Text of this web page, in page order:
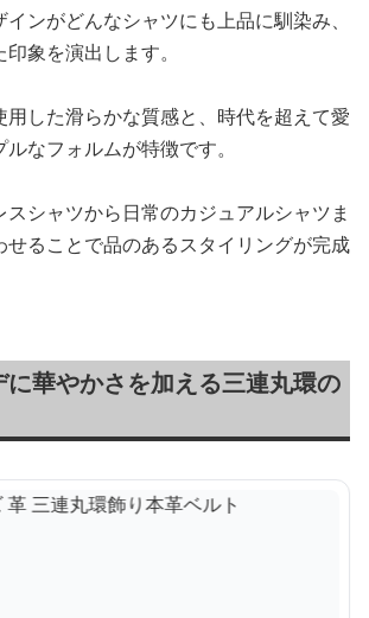
ンがどんなシャツにも上品に馴染み、
象を演出します。
用した滑らかな質感と、時代を超えて愛
なフォルムが特徴です。
スシャツから日常のカジュアルシャツま
せることで品のあるスタイリングが完成
に華やかさを加える三連丸環の